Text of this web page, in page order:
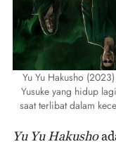
Yu Yu Hakusho
Yusuke yang hidup
saat terlibat dalam
Yu Yu Hakusho